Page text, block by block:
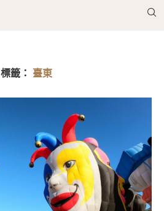
標籤： 臺東